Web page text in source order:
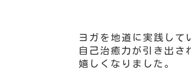
ヨガを地道に実践して
自己治癒力が引き出さ
嬉しくなりました。